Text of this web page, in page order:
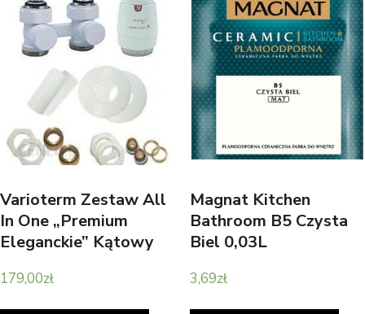
Varioterm Zestaw All
In One „Premium
Eleganckie” Kątowy
Aeprnygs0214C/Fk
179,00zł
Magnat Kitchen
Bathroom B5 Czysta
Biel 0,03L
3,69zł